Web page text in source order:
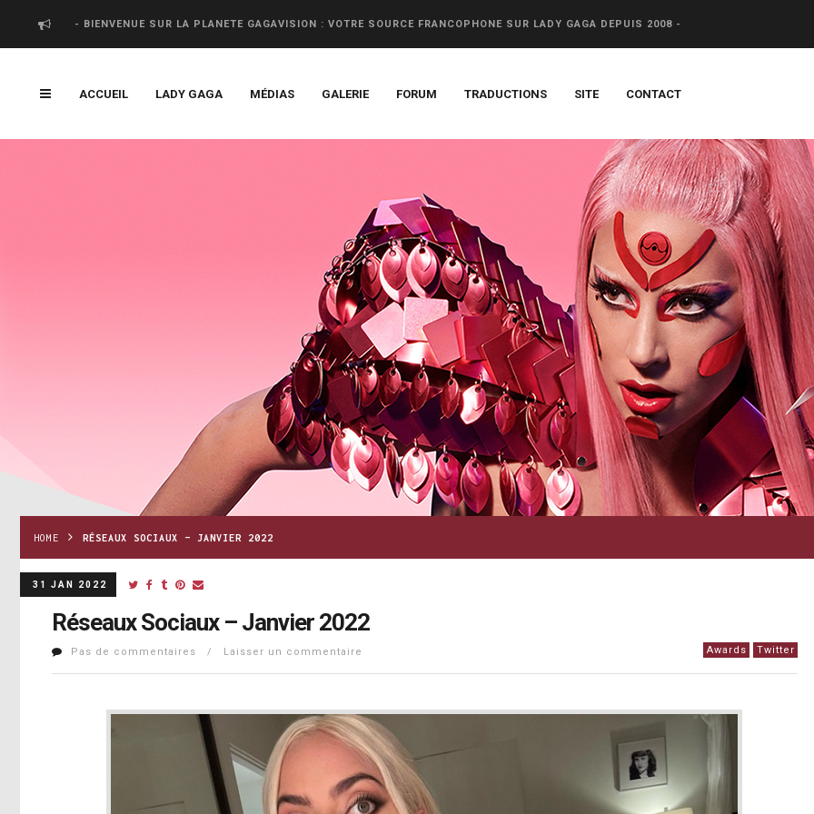
- BIENVENUE SUR LA PLANETE GAGAVISION : VOTRE SOURCE FRANCOPHONE SUR LADY GAGA DEPUIS 2008 -
ACCUEIL LADY GAGA MÉDIAS GALERIE FORUM TRADUCTIONS SITE CONTACT
HOME RÉSEAUX SOCIAUX – JANVIER 2022
31 JAN 2022
Réseaux Sociaux – Janvier 2022
Pas de commentaires / Laisser un commentaire Awards Twitter